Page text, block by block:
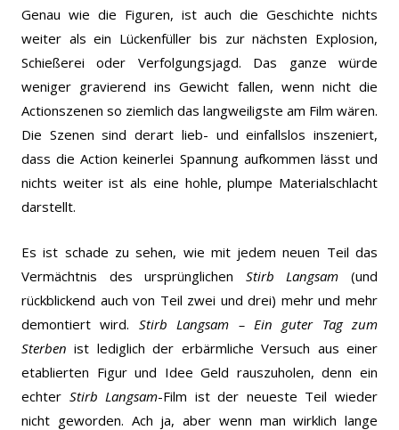
Genau wie die Figuren, ist auch die Geschichte nichts
weiter als ein Lückenfüller bis zur nächsten Explosion,
Schießerei oder Verfolgungsjagd. Das ganze würde
weniger gravierend ins Gewicht fallen, wenn nicht die
Actionszenen so ziemlich das langweiligste am Film wären.
Die Szenen sind derart lieb- und einfallslos inszeniert,
dass die Action keinerlei Spannung aufkommen lässt und
nichts weiter ist als eine hohle, plumpe Materialschlacht
darstellt.
Es ist schade zu sehen, wie mit jedem neuen Teil das
Vermächtnis des ursprünglichen Stirb Langsam(und
rückblickend auch von Teil zwei und drei) mehr und mehr
demontiert wird. Stirb Langsam – Ein guter Tag zum
Sterbenist lediglich der erbärmliche Versuch aus einer
etablierten Figur und Idee Geld rauszuholen, denn ein
echter Stirb Langsam-Film ist der neueste Teil wieder
nicht geworden. Ach ja, aber wenn man wirklich lange